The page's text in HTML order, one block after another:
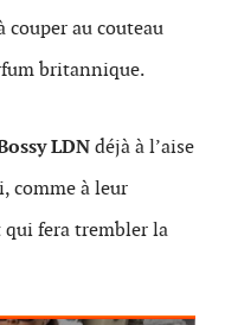
couper au couteau
britannique.
LDNdéjà à l’aise
comme à leur
fera trembler la